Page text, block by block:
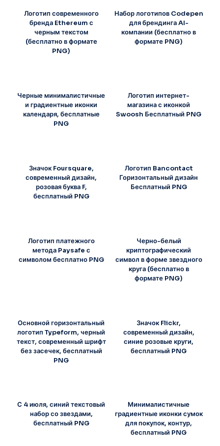
Логотип современного
бренда Ethereum с
черным текстом
(бесплатно в формате
PNG)
Набор логотипов Codepen
для брендинга AI-
компании (бесплатно в
формате PNG)
Черные минималистичные
и градиентные иконки
календаря, бесплатные
PNG
Логотип интернет-
магазина с иконкой
Swoosh Бесплатный PNG
Значок Foursquare,
современный дизайн,
розовая буква F,
бесплатный PNG
Логотип Bancontact
Горизонтальный дизайн
Бесплатный PNG
Логотип платежного
метода Paysafe с
символом бесплатно PNG
Черно-белый
криптографический
символ в форме звездного
круга (бесплатно в
формате PNG)
Основной горизонтальный
логотип Typeform, черный
текст, современный шрифт
без засечек, бесплатный
PNG
Значок Flickr,
современный дизайн,
синие розовые круги,
бесплатный PNG
С 4 июля, синий текстовый
набор со звездами,
бесплатный PNG
Минималистичные
градиентные иконки сумок
для покупок, контур,
бесплатный PNG